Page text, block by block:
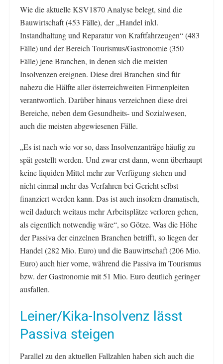
Wie die aktuelle KSV1870 Analyse belegt, sind die
Bauwirtschaft (453 Fälle), der „Handel inkl.
Instandhaltung und Reparatur von Kraftfahrzeugen“ (483
Fälle) und der Bereich Tourismus/Gastronomie (350
Fälle) jene Branchen, in denen sich die meisten
Insolvenzen ereignen. Diese drei Branchen sind für
nahezu die Hälfte aller österreichweiten Firmenpleiten
verantwortlich. Darüber hinaus verzeichnen diese drei
Bereiche, neben dem Gesundheits- und Sozialwesen,
auch die meisten abgewiesenen Fälle.
„Es ist nach wie vor so, dass Insolvenzanträge häufig zu
spät gestellt werden. Und zwar erst dann, wenn überhaupt
keine liquiden Mittel mehr zur Verfügung stehen und
nicht einmal mehr das Verfahren bei Gericht selbst
finanziert werden kann. Das ist auch insofern dramatisch,
weil dadurch weitaus mehr Arbeitsplätze verloren gehen,
als eigentlich notwendig wäre“, so Götze. Was die Höhe
der Passiva der einzelnen Branchen betrifft, so liegen der
Handel (282 Mio. Euro) und die Bauwirtschaft (206 Mio.
Euro) auch hier vorne, während die Passiva im Tourismus
bzw. der Gastronomie mit 51 Mio. Euro deutlich geringer
ausfallen.
Leiner/Kika-Insolvenz lässt
Passiva steigen
Parallel zu den aktuellen Fallzahlen haben sich auch die